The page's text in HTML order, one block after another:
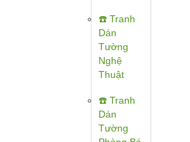
☎️ Tranh
Dán
Tường
Nghệ
Thuật
☎️ Tranh
Dán
Tường